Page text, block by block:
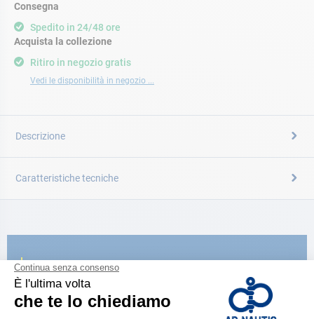
Consegna
Spedito in 24/48 ore
Ritiro in negozio gratis
Vedi le disponibilità in negozio ...
Acquista la collezione
Descrizione
Caratteristiche tecniche
CATALOGARE
Scopri la
nuova guida AD 2026